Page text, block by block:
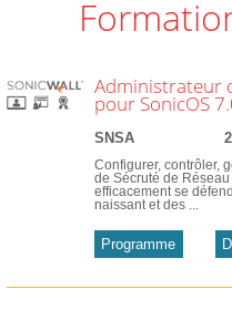
Administrateur
pour SonicOS
SNSA
Configurer, contrôler,
de Sécruté de
efficacement se
naissant et des ...
Programme